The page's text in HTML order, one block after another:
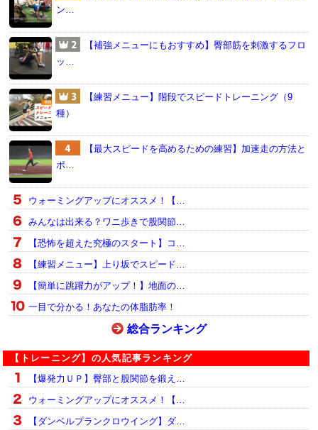
ン…
【補強メニューにもおすすめ】臀部筋を刺激するフロ
ッ…
【練習メニュー】階段でスピードトレーニング（9
種）
【最大スピードを高めるための練習】加速走の方法と
ポ…
ウォーミングアップにオススメ！【…
みんなは出来る？ワニ歩きで股関節…
【恐怖を超えた究極のスタート】コ…
【練習メニュー】上り坂でスピード…
【簡単に跳躍力がアップ！】地面の…
一目で分かる！あなたの体脂肪率！
総合ランキング
【トレーニング】の人気記事ランキング
【爆発力ＵＰ】臀部と股関節を鍛え…
ウォーミングアップにオススメ！【…
【ダンベルプランクロウイング】ダ…